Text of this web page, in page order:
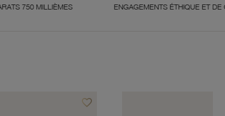
ENGAGEMENTS ÉTHIQUE ET DE QUALITÉ
favorite_borderAjouter à vos favoris